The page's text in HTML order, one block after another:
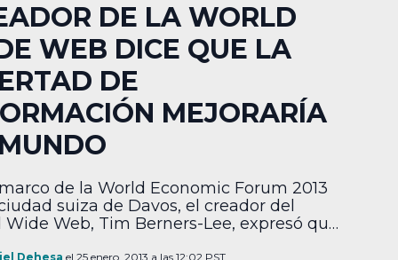
DE LA WORLD
WEB DICE QUE LA
DE
MEJORARÍA
de la World Economic Forum 2013
suiza de Davos, el creador del
Wide Web, Tim Berners-Lee, expresó que
Dehesa el 25 enero, 2013 a las 12:02 PST